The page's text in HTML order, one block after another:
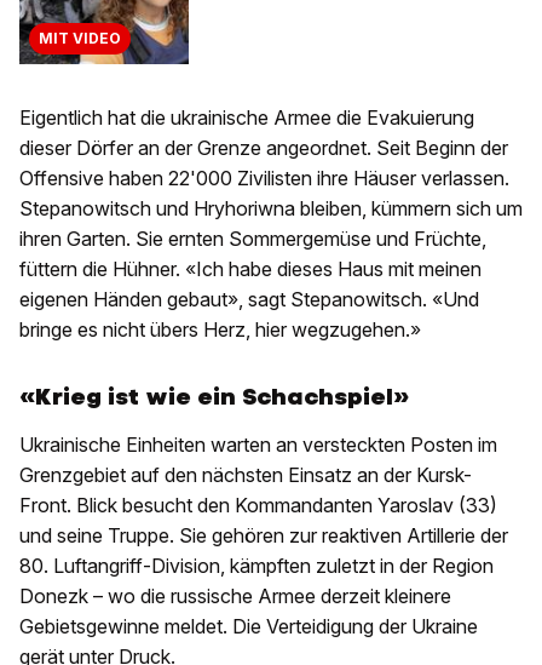
MIT VIDEO
Eigentlich hat die ukrainische Armee die Evakuierung
dieser Dörfer an der Grenze angeordnet. Seit Beginn der
Offensive haben 22'000 Zivilisten ihre Häuser verlassen.
Stepanowitsch und Hryhoriwna bleiben, kümmern sich um
ihren Garten. Sie ernten Sommergemüse und Früchte,
füttern die Hühner. «Ich habe dieses Haus mit meinen
eigenen Händen gebaut», sagt Stepanowitsch. «Und
bringe es nicht übers Herz, hier wegzugehen.»
«Krieg ist wie ein Schachspiel»
Ukrainische Einheiten warten an versteckten Posten im
Grenzgebiet auf den nächsten Einsatz an der Kursk-
Front. Blick besucht den Kommandanten Yaroslav (33)
und seine Truppe. Sie gehören zur reaktiven Artillerie der
80. Luftangriff-Division, kämpften zuletzt in der Region
Donezk – wo die russische Armee derzeit kleinere
Gebietsgewinne meldet. Die Verteidigung der Ukraine
gerät unter Druck.